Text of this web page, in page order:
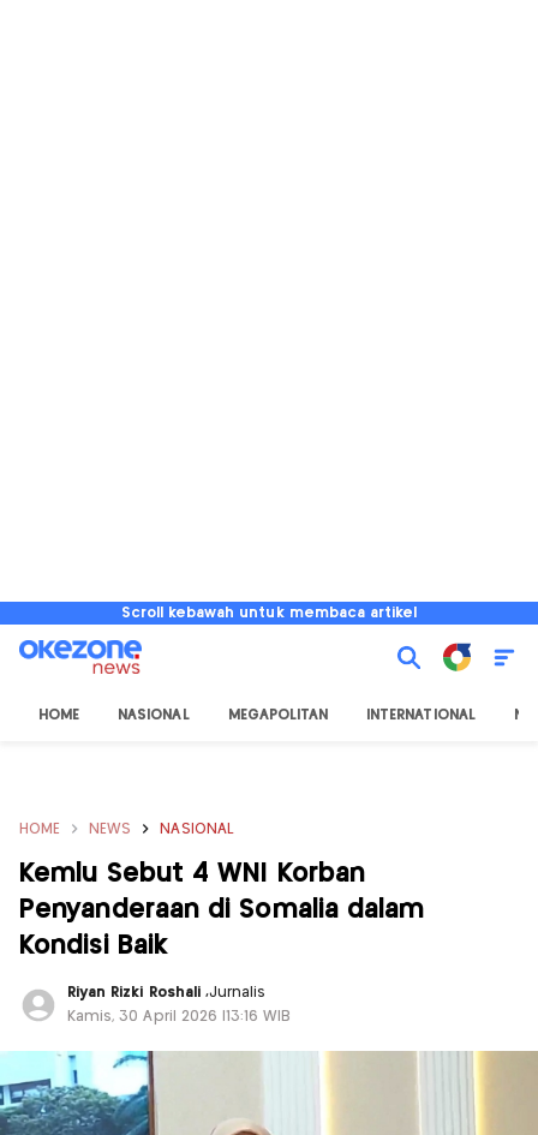
Scroll kebawah untuk membaca artikel
HOME NASIONAL MEGAPOLITAN INTERNATIONAL
HOME NEWS NASIONAL
Kemlu Sebut 4 WNI Korban
Penyanderaan di Somalia dalam
Kondisi Baik
Riyan Rizki Roshali ,Jurnalis
Kamis, 30 April 2026 |13:16 WIB